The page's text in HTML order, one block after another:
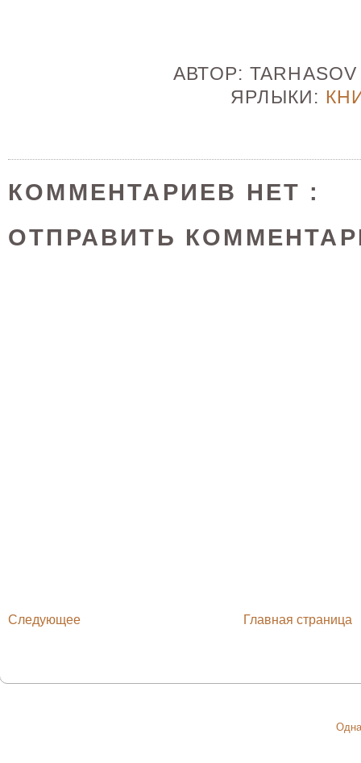
АВТОР:
ЯРЛЫКИ:
КОММЕНТАРИЕВ НЕТ :
ОТПРАВИТЬ
Следующее Главная страница